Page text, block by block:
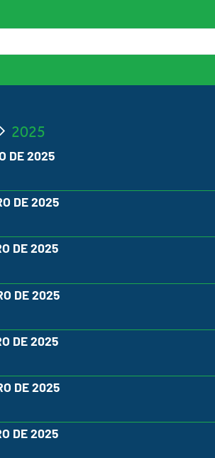
2025
DE 2025
DE 2025
DE 2025
DE 2025
DE 2025
DE 2025
DE 2025